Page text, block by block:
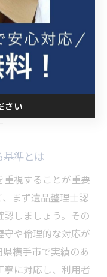
業者選びが、安心
者を見極め
準とは
視することが重要
まず遺品整理士認
しましょう。その
や倫理的な対応が
横手市で実績のあ
に対応し、利用者
い
さい